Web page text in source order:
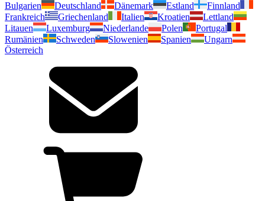
Bulgarien
Deutschland Dänemark Estland
Finnland
Frankreich
Griechenland Italien Kroatien
Lettland
Litauen
Luxemburg Niederlande Polen
Portugal
Rumänien
Schweden Slowenien Spanien
Ungarn
Österreich